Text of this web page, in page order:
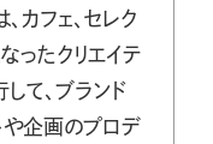
カフェ、セレク
ったクリエイテ
て、ブランド
や企画のプロデ